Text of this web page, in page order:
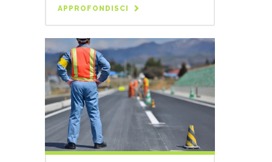
APPROFONDISCI